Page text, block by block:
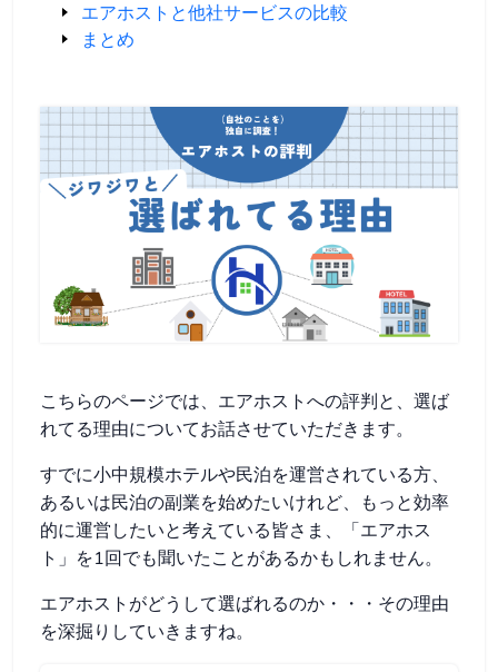
エアホストと他社サービスの比較
まとめ
こちらのページでは、エアホストへの評判と、選ば
れてる理由についてお話させていただきます。
すでに小中規模ホテルや民泊を運営されている方、
あるいは民泊の副業を始めたいけれど、もっと効率
的に運営したいと考えている皆さま、「エアホス
ト」を1回でも聞いたことがあるかもしれません。
エアホストがどうして選ばれるのか・・・その理由
を深掘りしていきますね。